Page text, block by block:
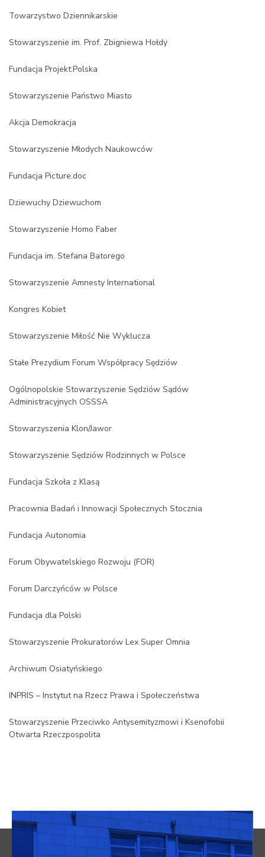
Towarzystwo Dziennikarskie
Stowarzyszenie im. Prof. Zbigniewa Hołdy
Fundacja Projekt:Polska
Stowarzyszenie Państwo Miasto
Akcja Demokracja
Stowarzyszenie Młodych Naukowców
Fundacja Picture.doc
Dziewuchy Dziewuchom
Stowarzyszenie Homo Faber
Fundacja im. Stefana Batorego
Stowarzyszenie Amnesty International
Kongres Kobiet
Stowarzyszenie Miłość Nie Wyklucza
Stałe Prezydium Forum Współpracy Sędziów
Ogólnopolskie Stowarzyszenie Sędziów Sądów
Administracyjnych OSSSA
Stowarzyszenia Klon/Jawor
Stowarzyszenie Sędziów Rodzinnych w Polsce
Fundacja Szkoła z Klasą
Pracownia Badań i Innowacji Społecznych Stocznia
Fundacja Autonomia
Forum Obywatelskiego Rozwoju (FOR)
Forum Darczyńców w Polsce
Fundacja dla Polski
Stowarzyszenie Prokuratorów Lex Super Omnia
Archiwum Osiatyńskiego
INPRIS – Instytut na Rzecz Prawa i Społeczeństwa
Stowarzyszenie Przeciwko Antysemityzmowi i Ksenofobii
Otwarta Rzeczpospolita